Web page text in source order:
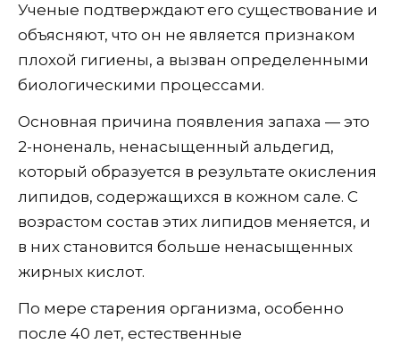
Ученые подтверждают его существование и
объясняют, что он не является признаком
плохой гигиены, а вызван определенными
биологическими процессами.
Основная причина появления запаха — это
2-ноненаль, ненасыщенный альдегид,
который образуется в результате окисления
липидов, содержащихся в кожном сале. С
возрастом состав этих липидов меняется, и
в них становится больше ненасыщенных
жирных кислот.
По мере старения организма, особенно
после 40 лет, естественные